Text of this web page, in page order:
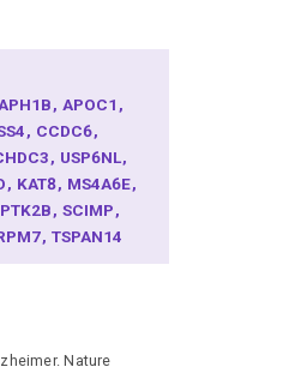
APH1B APOC1
CCDC6
USP6NL
KAT8 MS4A6E
PTK2B SCIMP
TSPAN14
Nature